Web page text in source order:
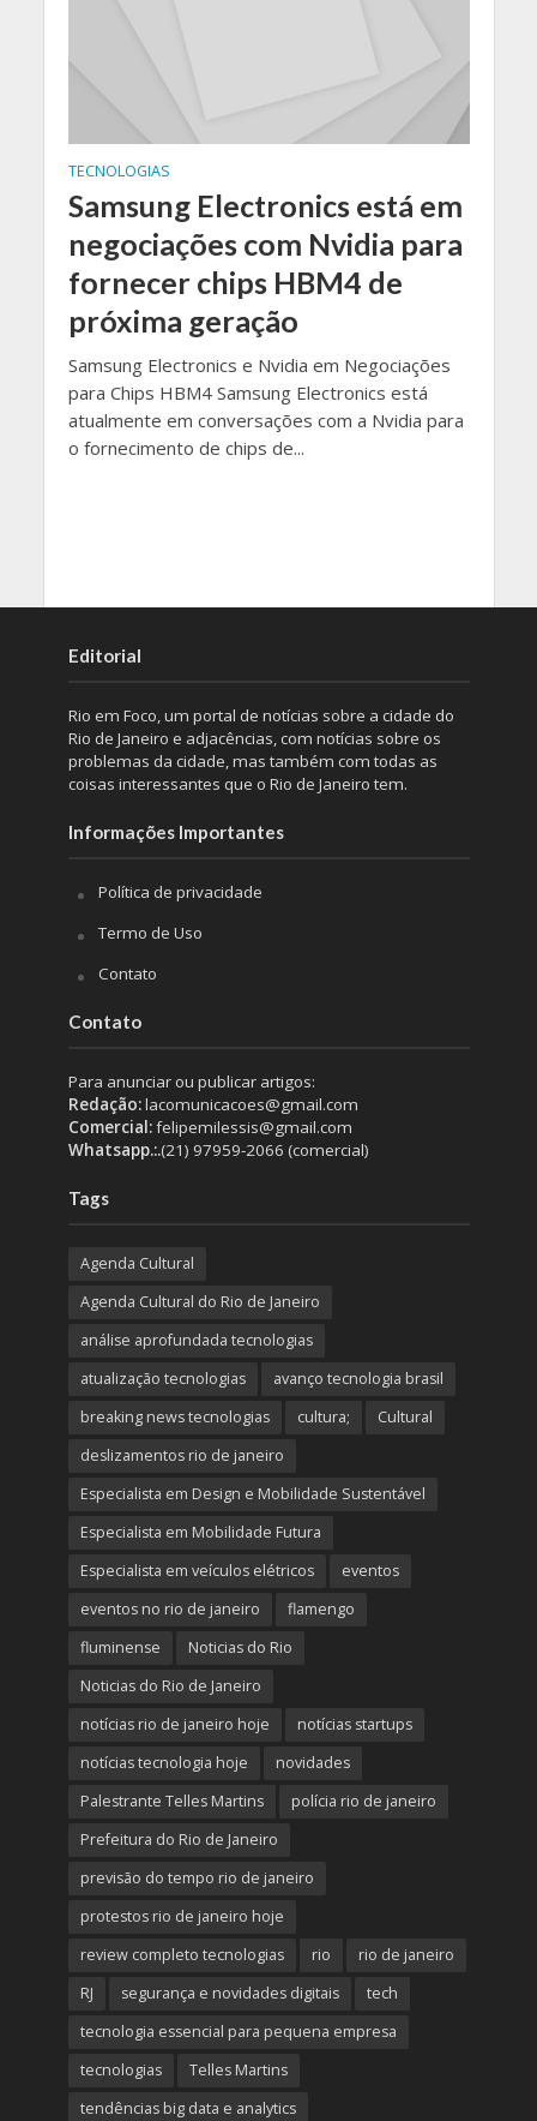
TECNOLOGIAS
Samsung Electronics está em
negociações com Nvidia para
fornecer chips HBM4 de
próxima geração
Samsung Electronics e Nvidia em Negociações
para Chips HBM4 Samsung Electronics está
atualmente em conversações com a Nvidia para
o fornecimento de chips de...
Editorial
Rio em Foco, um portal de notícias sobre a cidade do
Rio de Janeiro e adjacências, com notícias sobre os
problemas da cidade, mas também com todas as
coisas interessantes que o Rio de Janeiro tem.
Informações Importantes
Política de privacidade
Termo de Uso
Contato
Contato
Para anunciar ou publicar artigos:
Redação:lacomunicacoes@gmail.com
Comercial:felipemilessis@gmail.com
Whatsapp.:.(21) 97959-2066 (comercial)
Tags
Agenda Cultural
Agenda Cultural do Rio de Janeiro
análise aprofundada tecnologias
atualização tecnologias
avanço tecnologia brasil
breaking news tecnologias
cultura;
Cultural
deslizamentos rio de janeiro
Especialista em Design e Mobilidade Sustentável
Especialista em Mobilidade Futura
Especialista em veículos elétricos
eventos
eventos no rio de janeiro
flamengo
fluminense
Noticias do Rio
Noticias do Rio de Janeiro
notícias rio de janeiro hoje
notícias startups
notícias tecnologia hoje
novidades
Palestrante Telles Martins
polícia rio de janeiro
Prefeitura do Rio de Janeiro
previsão do tempo rio de janeiro
protestos rio de janeiro hoje
review completo tecnologias
rio
rio de janeiro
RJ
segurança e novidades digitais
tech
tecnologia essencial para pequena empresa
tecnologias
Telles Martins
tendências big data e analytics